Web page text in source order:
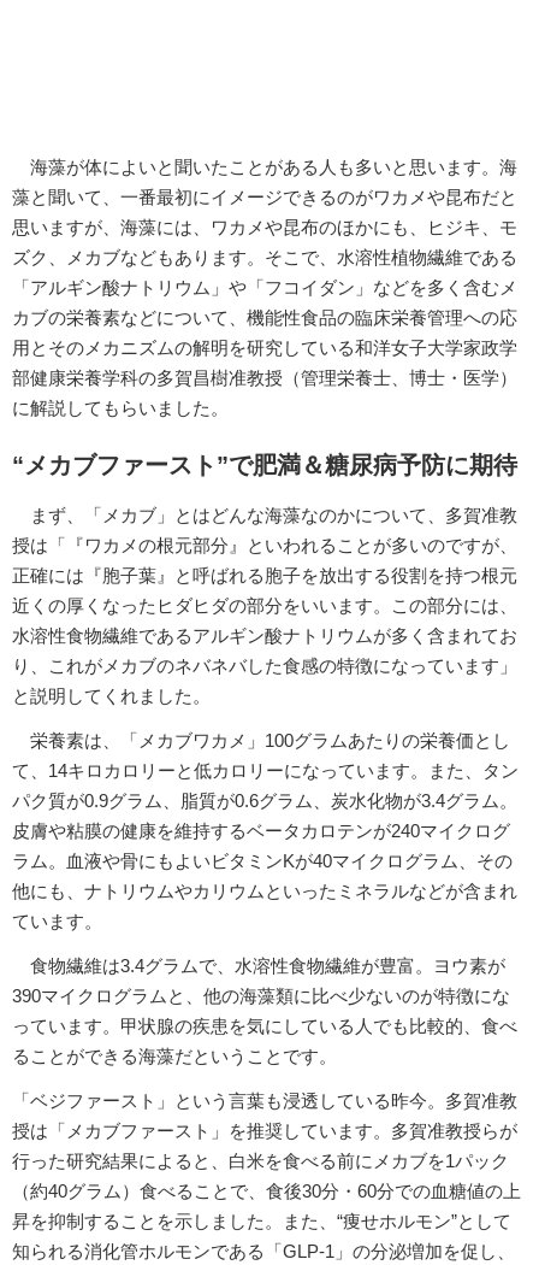
海藻が体によいと聞いたことがある人も多いと思います。海
藻と聞いて、一番最初にイメージできるのがワカメや昆布だと
思いますが、海藻には、ワカメや昆布のほかにも、ヒジキ、モ
ズク、メカブなどもあります。そこで、水溶性植物繊維である
「アルギン酸ナトリウム」や「フコイダン」などを多く含むメ
カブの栄養素などについて、機能性食品の臨床栄養管理への応
用とそのメカニズムの解明を研究している和洋女子大学家政学
部健康栄養学科の多賀昌樹准教授（管理栄養士、博士・医学）
に解説してもらいました。
“メカブファースト”で肥満＆糖尿病予防に期待
まず、「メカブ」とはどんな海藻なのかについて、多賀准教
授は「『ワカメの根元部分』といわれることが多いのですが、
正確には『胞子葉』と呼ばれる胞子を放出する役割を持つ根元
近くの厚くなったヒダヒダの部分をいいます。この部分には、
水溶性食物繊維であるアルギン酸ナトリウムが多く含まれてお
り、これがメカブのネバネバした食感の特徴になっています」
と説明してくれました。
栄養素は、「メカブワカメ」100グラムあたりの栄養価とし
て、14キロカロリーと低カロリーになっています。また、タン
パク質が0.9グラム、脂質が0.6グラム、炭水化物が3.4グラム。
皮膚や粘膜の健康を維持するベータカロテンが240マイクログ
ラム。血液や骨にもよいビタミンKが40マイクログラム、その
他にも、ナトリウムやカリウムといったミネラルなどが含まれ
ています。
食物繊維は3.4グラムで、水溶性食物繊維が豊富。ヨウ素が
390マイクログラムと、他の海藻類に比べ少ないのが特徴にな
っています。甲状腺の疾患を気にしている人でも比較的、食べ
ることができる海藻だということです。
「ベジファースト」という言葉も浸透している昨今。多賀准教
授は「メカブファースト」を推奨しています。多賀准教授らが
行った研究結果によると、白米を食べる前にメカブを1パック
（約40グラム）食べることで、食後30分・60分での血糖値の上
昇を抑制することを示しました。また、“痩せホルモン”として
知られる消化管ホルモンである「GLP-1」の分泌増加を促し、